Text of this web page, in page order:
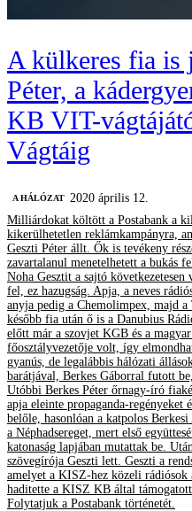
A külkeres fia is
Péter, a
KB VIT-
Vágtáig
A HÁLÓZAT
2020 április 12.
Milliárdokat költött a Postabank a
kikerülhetetlen reklámkampányra,
Geszti Péter állt. Ők is tevékeny
zavartalanul menetelhetett a bukás
Noha Gesztit a sajtó
fel, ez hazugság. Apja, a neves
anyja pedig a Chemolimpex, majd a
később fia után ő is a Danubius
előtt már a szovjet KGB és a
főosztályvezetője volt, így
gyanús, de legalábbis hálózati
barátjával, Berkes Gáborral futott
Utóbbi Berkes Péter őrnagy-író
apja eleinte propaganda-
belőle, hasonlóan a katpolos
a Néphadsereget, mert első
katonaság lapjában mutattak be.
szövegírója Geszti lett. Geszti a
amelyet a KISZ-hez közeli rádiósok
haditette a KISZ KB által
Folytatjuk a Postabank történetét.